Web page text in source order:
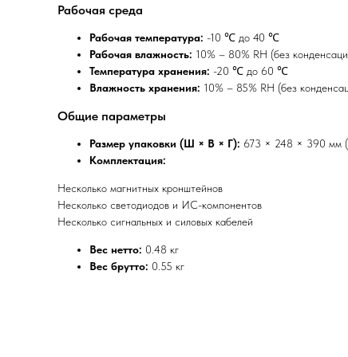
Рабочая среда
Рабочая температура: -10 ℃ до 40 ℃
Рабочая влажность: 10% – 80% RH (без
Температура хранения: -20 ℃ до 60 ℃
Влажность хранения: 10% – 85% RH (без
Общие параметры
Размер упаковки (Ш × В × Г): 673 × 248 × 390 мм
Комплектация:
Несколько магнитных кронштейнов
Несколько светодиодов и ИС-компонентов
Несколько сигнальных и силовых кабелей
Вес нетто: 0.48 кг
Вес брутто: 0.55 кг